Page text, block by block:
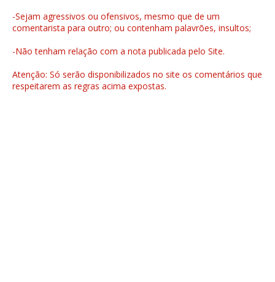
-Sejam agressivos ou ofensivos, mesmo que de um
comentarista para outro; ou contenham palavrões, insultos;
-Não tenham relação com a nota publicada pelo Site.
Atenção: Só serão disponibilizados no site os comentários que
respeitarem as regras acima expostas.